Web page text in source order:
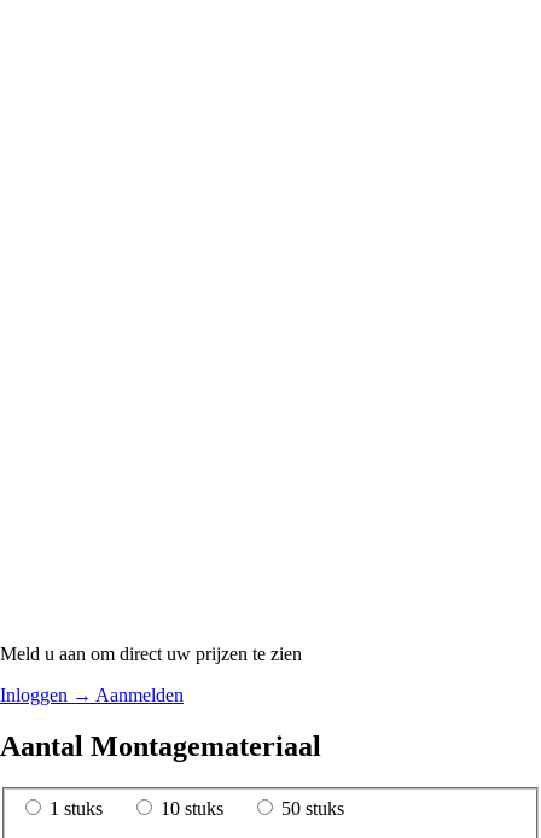
Meld u aan om direct uw prijzen te zien
Inloggen → Aanmelden
Aantal Montagemateriaal
1 stuks 10 stuks
50 stuks